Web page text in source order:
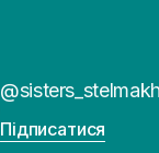
Підписатися